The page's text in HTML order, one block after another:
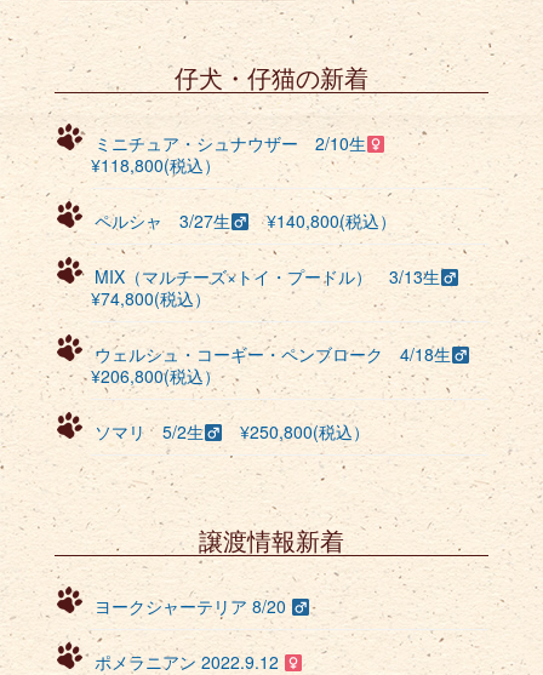
仔犬・仔猫の新着
ミニチュア・シュナウザー 2/10生
¥118,800(税込）
ペルシャ 3/27生 ¥140,800(税込）
MIX（マルチーズ×トイ・プードル） 3/13生
¥74,800(税込）
ウェルシュ・コーギー・ペンブローク 4/18生
¥206,800(税込）
ソマリ 5/2生 ¥250,800(税込）
譲渡情報新着
ヨークシャーテリア 8/20
ポメラニアン 2022.9.12